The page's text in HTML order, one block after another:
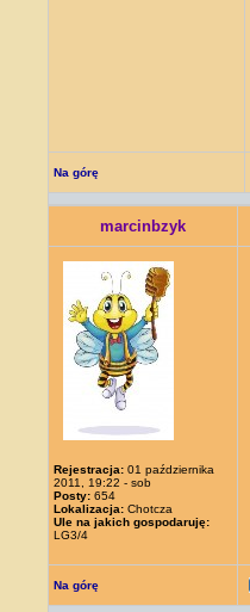
Na górę
marcinbzyk
Rejestracja: 01 października
2011, 19:22 - sob
Posty: 654
Lokalizacja: Chotcza
Ule na jakich gospodaruję:
LG3/4
Na górę